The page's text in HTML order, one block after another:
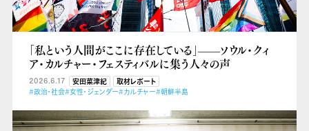
「私という人間がここに存在している」——ソウル・クィ
ア・カルチャー・フェスティバルに集う人々の声
2026.6.17 安田菜津紀
取材レポート
#政治・社会#女性・ジェンダー#カルチャー#朝鮮半島